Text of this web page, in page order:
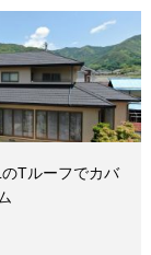
Tルーフでカバ